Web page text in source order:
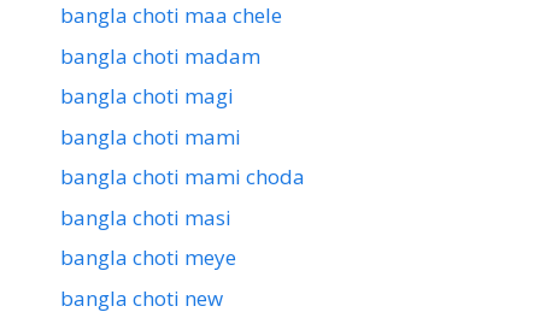
bangla choti maa chele
bangla choti madam
bangla choti magi
bangla choti mami
bangla choti mami choda
bangla choti masi
bangla choti meye
bangla choti new